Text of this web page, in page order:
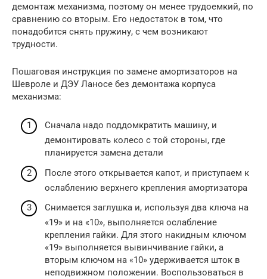
демонтаж механизма, поэтому он менее трудоемкий, по
сравнению со вторым. Его недостаток в том, что
понадобится снять пружину, с чем возникают
трудности.
Пошаговая инструкция по замене амортизаторов на
Шевроле и ДЭУ Ланосе без демонтажа корпуса
механизма:
Сначала надо поддомкратить машину, и
демонтировать колесо с той стороны, где
планируется замена детали
После этого открывается капот, и приступаем к
ослаблению верхнего крепления амортизатора
Снимается заглушка и, используя два ключа на
«19» и на «10», выполняется ослабление
крепления гайки. Для этого накидным ключом
«19» выполняется вывинчивание гайки, а
вторым ключом на «10» удерживается шток в
неподвижном положении. Воспользоваться в